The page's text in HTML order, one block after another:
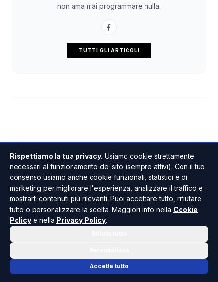
non ama mai programmare nulla.
TUTTI GLI ARTICOLI
Rispettiamo la tua privacy. Usiamo cookie strettamente
necessari al funzionamento del sito (sempre attivi). Con il tuo
consenso usiamo anche cookie funzionali, statistici e di
marketing per migliorare l'esperienza, analizzare il traffico e
mostrarti contenuti più rilevanti. Puoi accettare tutto, rifiutare
tutto o personalizzare la scelta. Maggiori info nella Cookie
Policy e nella Privacy Policy.
Accetta tutto